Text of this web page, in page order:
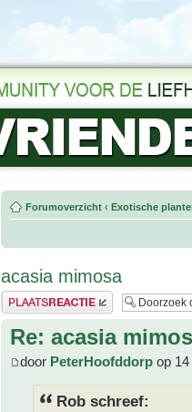
Forumoverzicht ‹ Exotische
acasia mimosa
Plaats een reactie
Re: acasia
door PeterHoofddorp op
Rob schreef: